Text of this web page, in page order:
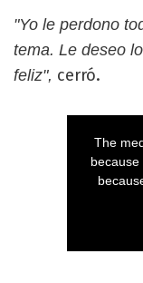
"Yo le perdono
tema. Le deseo
feliz", cerró.